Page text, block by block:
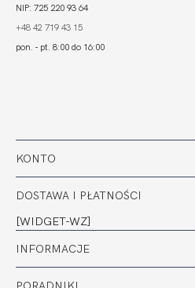
KONTO
DOSTAWA I PŁATNOŚCI
[WIDGET-WZ]
INFORMACJE
NIP: 725 220 93 64
+48 42 719 43 15
pon. - pt. 8:00 do 16:00